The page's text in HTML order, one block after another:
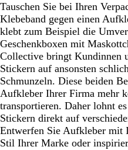
Tauschen Sie bei Ihren
Klebeband gegen einen
klebt zum Beispiel die
Geschenkboxen mit
Collective bringt Kundinnen
Stickern auf ansonsten
Schmunzeln. Diese beiden
Aufkleber Ihrer Firma mehr
transportieren. Daher lohnt
Stickern direkt auf
Entwerfen Sie Aufkleber mit
Stil Ihrer Marke oder